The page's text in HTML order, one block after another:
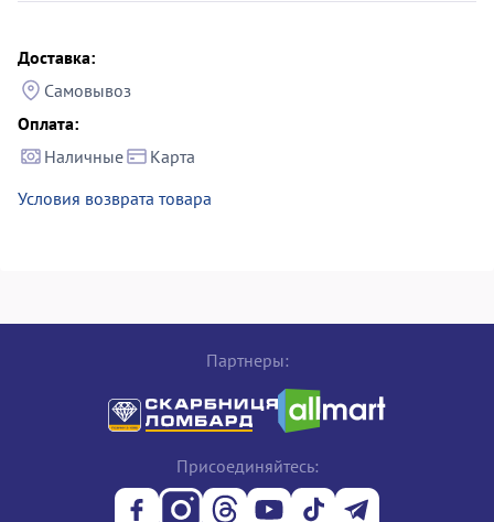
Доставка:
Самовывоз
Оплата:
Наличные
Карта
Условия возврата товара
Партнеры:
Присоединяйтесь: